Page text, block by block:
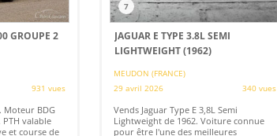
GROUPE 2
931 vues
Moteur BDG
PTH valable
et course de
7
JAGUAR E TYPE 3.8L SEMI
LIGHTWEIGHT (1962)
MEUDON (FRANCE)
29 avril 2026
340 vues
Vends Jaguar Type E 3,8L Semi
Lightweight de 1962. Voiture connue
pour être l'une des meilleures